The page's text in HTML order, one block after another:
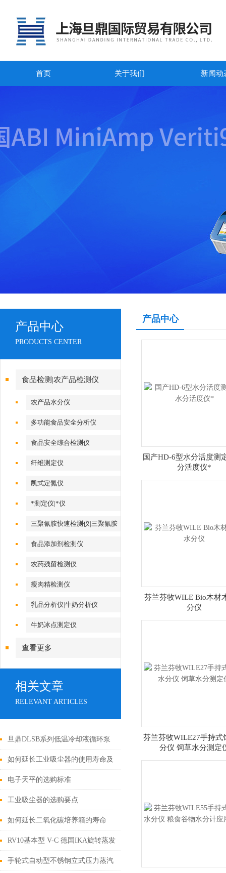
首页 关于我们 新闻动
产品中心
PRODUCTS CENTER
食品检测|农产品检测仪
农产品水分仪
多功能食品安全分析仪
食品安全综合检测仪
纤维测定仪
凯式定氮仪
*测定仪|*仪
三聚氰胺快速检测仪|三聚氰胺
测定仪
食品添加剂检测仪
农药残留检测仪
瘦肉精检测仪
乳品分析仪|牛奶分析仪
牛奶冰点测定仪
查看更多
相关文章
RELEVANT ARTICLES
旦鼎DLSB系列低温冷却液循环泵
使用提示
如何延长工业吸尘器的使用寿命及
其选购技巧
电子天平的选购标准
工业吸尘器的选购要点
如何延长二氧化碳培养箱的寿命
RV10基本型 V-C 德国IKA旋转蒸发
仪
手轮式自动型不锈钢立式压力蒸汽
产品中心
国产HD-6型水分活度测
分活度仪*
芬兰芬牧WILE Bio木材
分仪
芬兰芬牧WILE27手持式
分仪 饲草水分测定